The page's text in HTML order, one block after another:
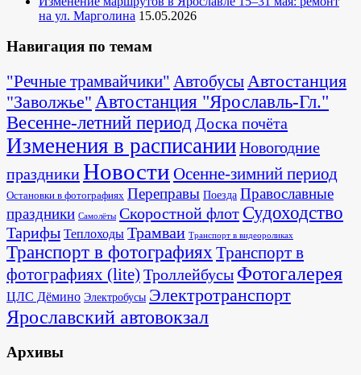
на ул. Марголина 15.05.2026
Навигация по темам
"Речные трамвайчики" АвтобусыАвтостанция
"Заволжье" Автостанция "Ярославль-Гл."
Весенне-летний период Доска почёта
Изменения в расписанииНовогодние
праздникиНовости Осенне-зимний период
Остановки в фотографиях Переправы Поезда Православные
праздники Самолёты Скоростной флот Судоходство
Тарифы Теплоходы Трамваи Транспорт в видеороликах
Транспорт в фотографияхТранспорт в
фотографиях (lite) Троллейбусы Фотогалерея
ЦЛС Дёмино Электробусы Электротранспорт
Ярославский автовокзал
Архивы